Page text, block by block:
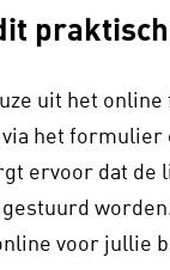
uit het
het formulier
ervoor dat
voor jullie